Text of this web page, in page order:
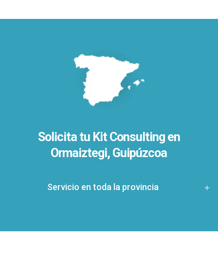
Solicita tu Kit Consulting en
Ormaiztegi, Guipúzcoa
Servicio en toda la provincia